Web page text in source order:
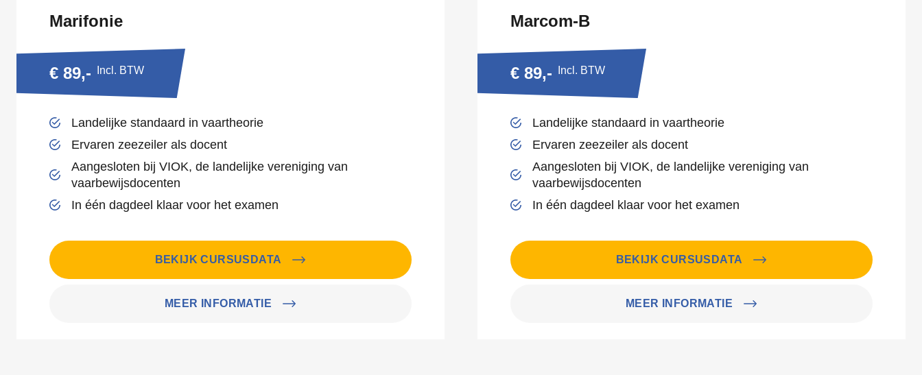
Marifonie
€ 89,- Incl. BTW
Landelijke standaard in vaartheorie
Ervaren zeezeiler als docent
Aangesloten bij VIOK, de landelijke vereniging van
vaarbewijsdocenten
In één dagdeel klaar voor het examen
BEKIJK CURSUSDATA
MEER INFORMATIE
Marcom-B
€ 89,- Incl. BTW
Landelijke standaard in vaartheorie
Ervaren zeezeiler als docent
Aangesloten bij VIOK, de landelijke vereniging van
vaarbewijsdocenten
In één dagdeel klaar voor het examen
BEKIJK CURSUSDATA
MEER INFORMATIE